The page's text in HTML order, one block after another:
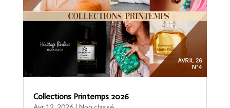
Collections Printemps 2026